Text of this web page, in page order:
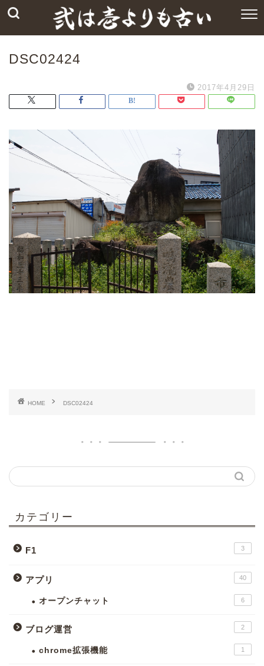
DSC02424
2017年4月29日
HOME DSC02424
カテゴリー
F1 3
アプリ 40
オープンチャット 6
ブログ運営 2
chrome拡張機能 1